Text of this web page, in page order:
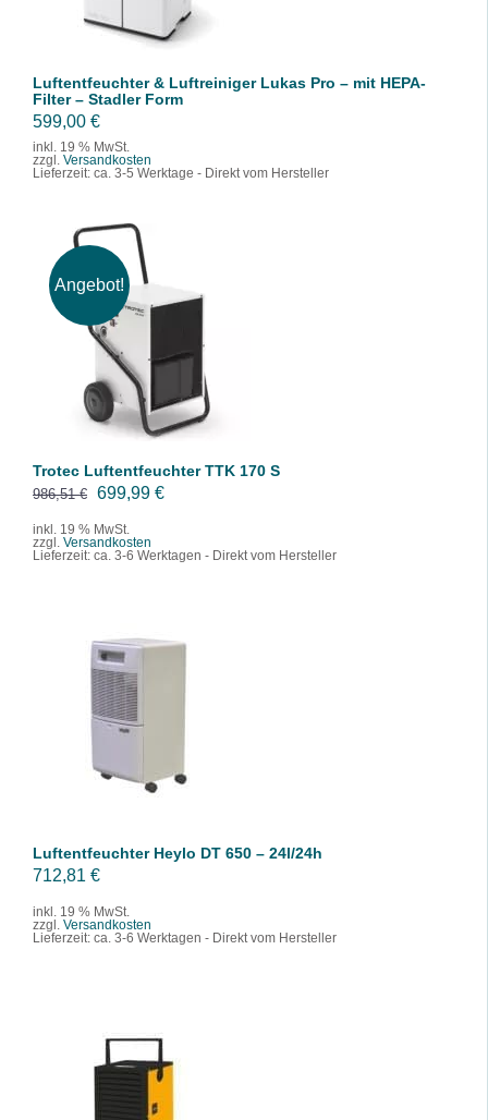
Luftentfeuchter & Luftreiniger Lukas Pro – mit HEPA-
Filter – Stadler Form
599,00 €
inkl. 19 % MwSt.
zzgl. Versandkosten
Lieferzeit: ca. 3-5 Werktage - Direkt vom Hersteller
Angebot!
IN DEN WARENKORB
/
Trotec Luftentfeuchter TTK 170 S
986,51€
U
s
n
g
l
c
P
e
a
r
699,99 €A
t
s
9
,
inkl. 19 % MwSt.
zzgl. Versandkosten
Lieferzeit: ca. 3-6 Werktagen - Direkt vom Hersteller
IN DEN WARENKORB
/
DETAILS
Luftentfeuchter Heylo DT 650 – 24l/24h
712,81 €
inkl. 19 % MwSt.
zzgl. Versandkosten
Lieferzeit: ca. 3-6 Werktagen - Direkt vom Hersteller
DETAILS